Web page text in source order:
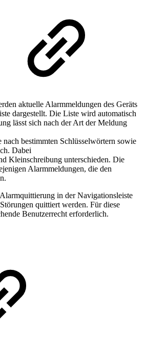
aktuelle Alarmmeldungen des Geräts
dargestellt. Die Liste wird automatisch
lässt sich nach der Art der Meldung
nach bestimmten Schlüsselwörtern sowie
Dabei
Kleinschreibung unterschieden. Die
Alarmmeldungen, die den
in der Navigationsleiste
quittiert werden. Für diese
Benutzerrecht erforderlich.